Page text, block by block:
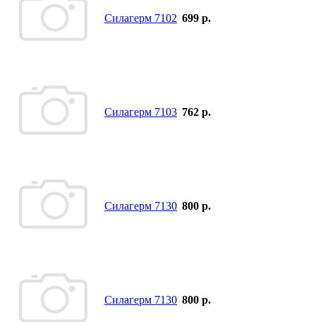
Силагерм 7102 699 р.
Силагерм 7103 762 р.
Силагерм 7130 800 р.
Силагерм 7130 800 р.